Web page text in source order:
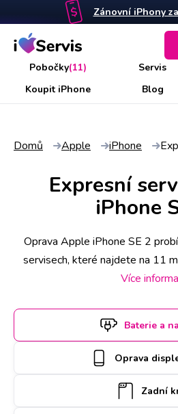
Zánovní iPhony
Pobočky(11) Servis
Koupit iPhone
Blog
Domů Apple iPhone
Expresní
iPhone
Oprava Apple iPhone SE 2
servisech, které najdete na 11
úkony stihneme už do 30 minut,
si termín a hodinu online. Apple
vás také může vyzvednout náš
zaveze zpět. Kvalitu práce
za díly ručíme
Více
Baterie a
Oprava
Zadní